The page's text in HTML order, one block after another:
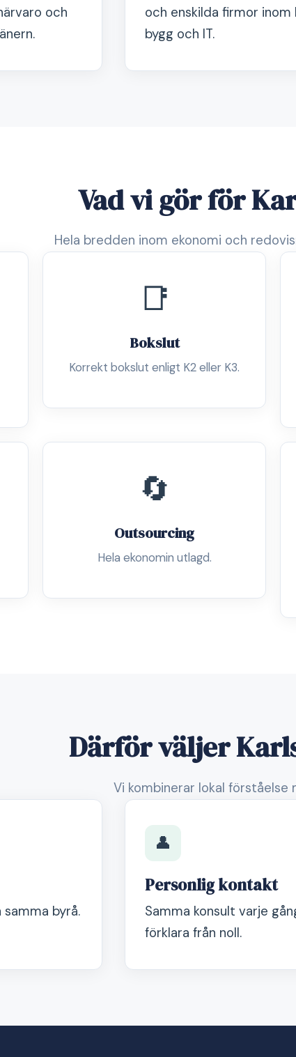
och
och enskilda firmor inom
bygg och IT.
Vad vi gör för
Hela bredden inom ekonomi och
📑
Bokslut
Korrekt bokslut enligt K2 eller K3.
🔄
Outsourcing
Hela ekonomin utlagd.
Därför väljer
Vi kombinerar lokal
byrå.
👤
Personlig kontakt
Samma konsult varje
förklara från noll.